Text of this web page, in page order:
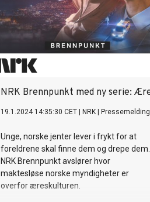
NRK Brennpunkt med ny serie:
19.1.2024 14:35:30 CET NRK Pressemelding
Unge, norske jenter lever i frykt for at
foreldrene skal finne dem og drepe dem.
NRK Brennpunkt avslører hvor
maktesløse norske myndigheter er
overfor æreskulturen.